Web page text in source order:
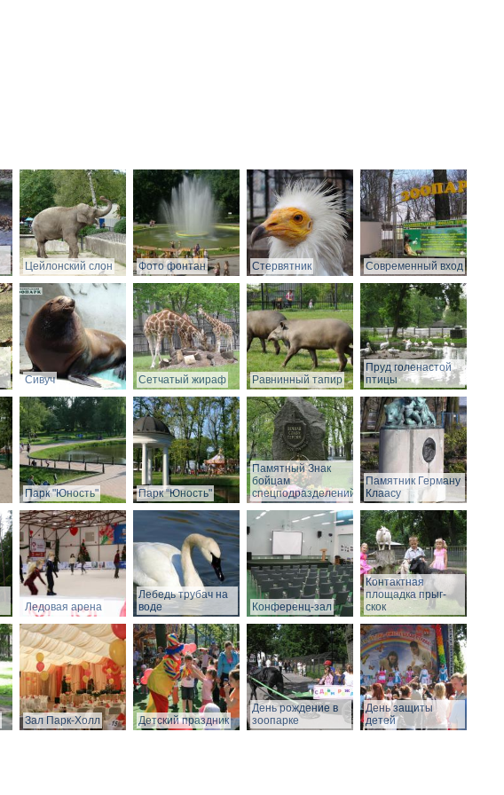
Цейлонский слон Фото фонтан Стервятник Современный вход
Сивуч Сетчатый жираф Равнинный тапир
Пруд голенастой
птицы
Парк "Юность" Парк "Юность"
Памятный Знак
бойцам
спецподразделений
Памятник Герману
Клаасу
Ледовая арена
Лебедь трубач на
воде
Конференц-зал
Контактная
площадка прыг-
скок
Зал Парк-Холл Детский праздник
День рождение в
зоопарке
День защиты
детей